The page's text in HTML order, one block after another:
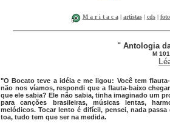
M a r i t a c a| artistas| cds|
" Antologia
M
"O Bocato teve a idéia e me ligou: Você tem
não nos víamos, respondi que a flauta-baixo
que ele sabia? Ele não sabia, tinha imaginado um
para canções brasileiras, músicas lentas,
melódicos. Tocar lento é difícil, pensei, nada
toa, tudo tem que ser na medida.